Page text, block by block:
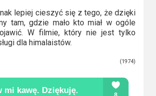
lepiej cieszyć się z tego, że dzięki
tam, gdzie mało kto miał w ogóle
W filmie, który nie jest tylko
dla himalaistów.
(1974)